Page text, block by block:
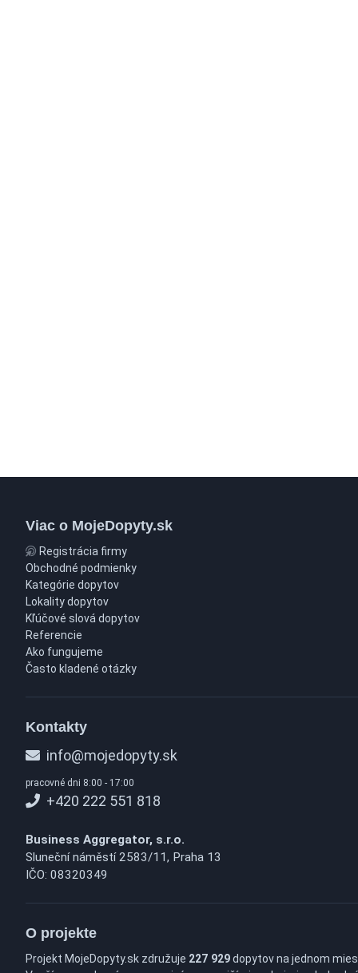
Viac o MojeDopyty.sk
Registrácia firmy
Obchodné podmienky
Kategórie dopytov
Lokality dopytov
Kľúčové slová dopytov
Referencie
Ako fungujeme
Často kladené otázky
Kontakty
info@mojedopyty.sk
pracovné dni 8:00 - 17:00
+420 222 551 818
Business Aggregator, s.r.o.
Sluneční náměstí 2583/11, Praha 13
IČO: 08320349
O projekte
Projekt MojeDopyty.sk združuje 227 929dopytov na jednom